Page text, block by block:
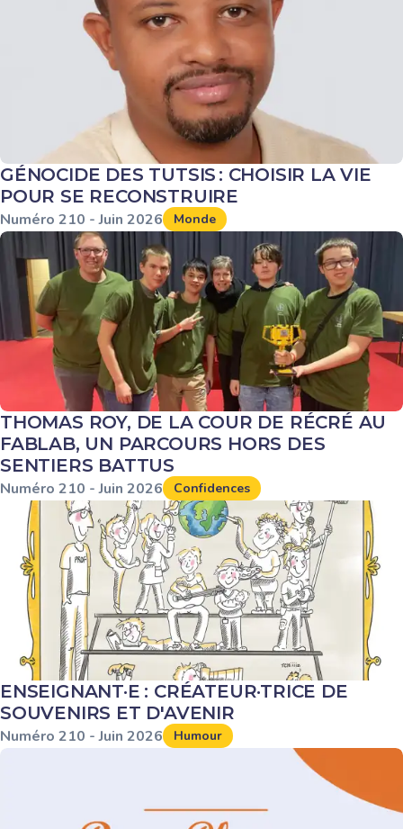
GÉNOCIDE DES TUTSIS : CHOISIR LA VIE
POUR SE RECONSTRUIRE
Numéro 210 - Juin 2026 Monde
THOMAS ROY, DE LA COUR DE RÉCRÉ AU
FABLAB, UN PARCOURS HORS DES
SENTIERS BATTUS
Numéro 210 - Juin 2026 Confidences
ENSEIGNANT·E : CRÉATEUR·TRICE DE
SOUVENIRS ET D'AVENIR
Numéro 210 - Juin 2026 Humour